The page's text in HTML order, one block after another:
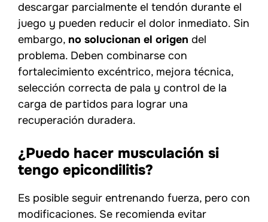
descargar parcialmente el tendón durante el
juego y pueden reducir el dolor inmediato. Sin
embargo, no solucionan el origen del
problema. Deben combinarse con
fortalecimiento excéntrico, mejora técnica,
selección correcta de pala y control de la
carga de partidos para lograr una
recuperación duradera.
¿Puedo hacer musculación si
tengo epicondilitis?
Es posible seguir entrenando fuerza, pero con
modificaciones. Se recomienda evitar